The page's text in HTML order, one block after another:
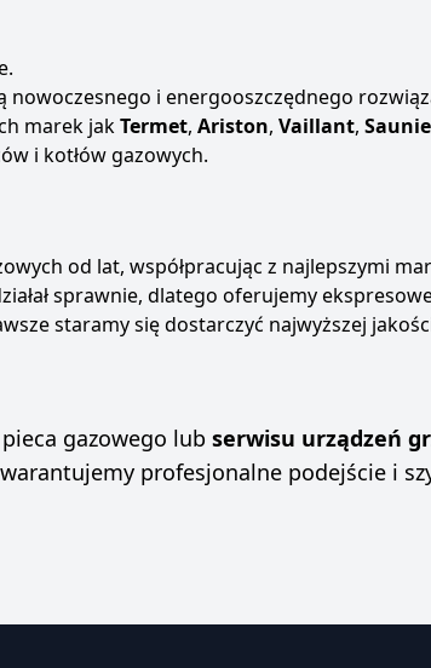
nowoczesnego i energooszczędnego
marek jakTermet, Ariston, Vaillant,
i kotłów gazowych.
od lat, współpracując z najlepszymi
sprawnie, dlatego oferujemy
staramy się dostarczyć najwyższej
gazowego lub serwisu urządzeń
profesjonalne podejście i